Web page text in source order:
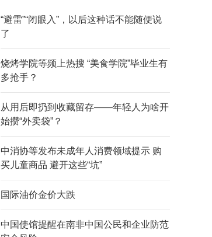
“避雷”“闭眼入”，以后这种话不能随便说
了
烧烤学院等频上热搜 “美食学院”毕业生有
多抢手？
从用后即扔到收藏留存——年轻人为啥开
始攒“外卖袋”？
中消协等发布未成年人消费领域提示 购
买儿童商品 避开这些“坑”
国际油价金价大跌
中国使馆提醒在南非中国公民和企业防范